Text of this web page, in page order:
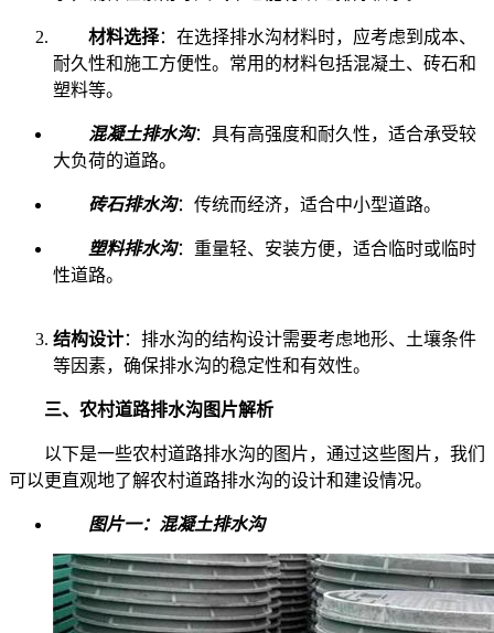
材料选择：在选择排水沟材料时，应考虑到成本、
耐久性和施工方便性。常用的材料包括混凝土、砖石和
塑料等。
混凝土排水沟：具有高强度和耐久性，适合承受较
大负荷的道路。
砖石排水沟：传统而经济，适合中小型道路。
塑料排水沟：重量轻、安装方便，适合临时或临时
性道路。
结构设计：排水沟的结构设计需要考虑地形、土壤条件
等因素，确保排水沟的稳定性和有效性。
三、农村道路排水沟图片解析
以下是一些农村道路排水沟的图片，通过这些图片，我们
可以更直观地了解农村道路排水沟的设计和建设情况。
图片一：混凝土排水沟